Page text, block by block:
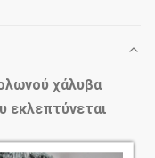
χάλυβα
εκλεπτύνεται